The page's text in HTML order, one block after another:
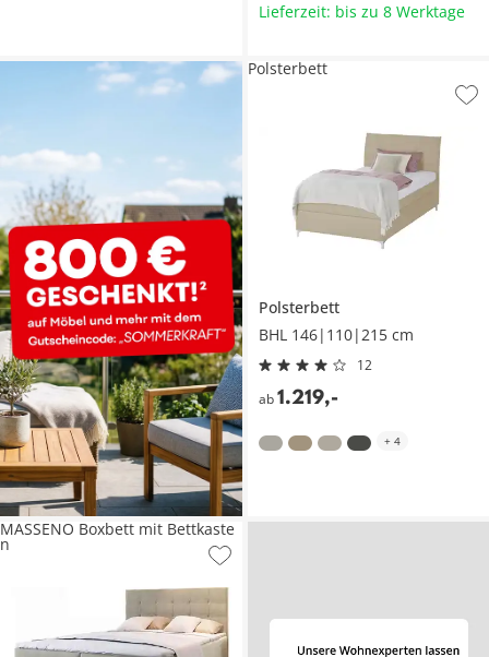
Lieferzeit: bis zu 8 Werktage
Polsterbett
BHL 146|110|215 cm
12
ab 1.219,-
Polsterbett
+ 4
MASSENO Boxbett mit Bettkaste
n